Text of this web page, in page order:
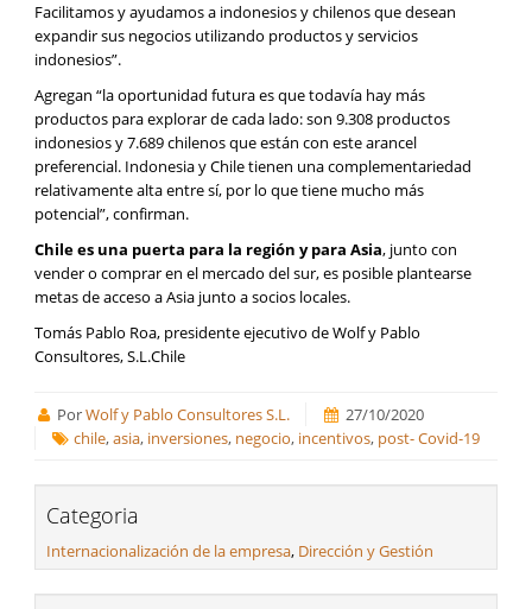
Facilitamos y ayudamos a indonesios y chilenos que desean
expandir sus negocios utilizando productos y servicios
indonesios”.
Agregan “la oportunidad futura es que todavía hay más
productos para explorar de cada lado: son 9.308 productos
indonesios y 7.689 chilenos que están con este arancel
preferencial. Indonesia y Chile tienen una complementariedad
relativamente alta entre sí, por lo que tiene mucho más
potencial”, confirman.
Chile es una puerta para la región y para Asia, junto con
vender o comprar en el mercado del sur, es posible plantearse
metas de acceso a Asia junto a socios locales.
Tomás Pablo Roa, presidente ejecutivo de Wolf y Pablo
Consultores, S.L.Chile
PorWolf y Pablo Consultores S.L.
27/10/2020
chile,asia, inversiones, negocio, incentivos, post- Covid-19
Categoria
Internacionalización de la empresa, Dirección y Gestión